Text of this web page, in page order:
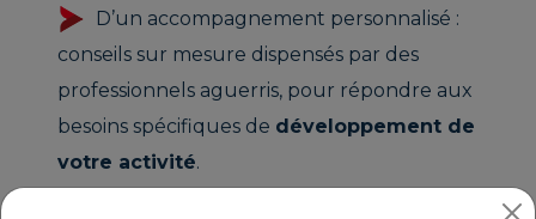
D’un accompagnement personnalisé :
conseils sur mesure dispensés par des
professionnels aguerris, pour répondre aux
besoins spécifiques de développement de
votre activité.
D’événements stimulants : des rendez-vous